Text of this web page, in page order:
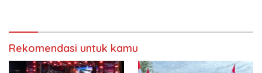
Rekomendasi untuk kamu